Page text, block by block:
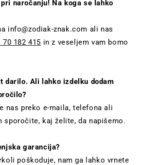
naročanju! Na koga se lahko
info@zodiak-znak.com ali nas
70 182 415 in z veseljem vam bomo
darilo. Ali lahko izdelku dodam
nas preko e-maila, telefona ali
sporočite, kaj želite, da napišemo.
garancija?
poškoduje, nam ga lahko vrnete